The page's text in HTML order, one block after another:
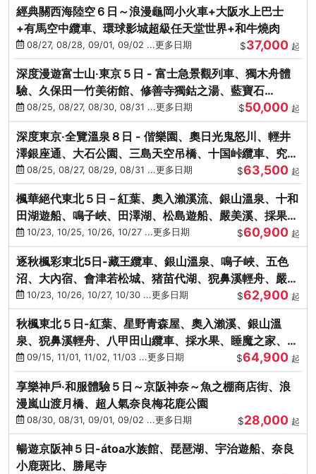
經典關西海陸空６日～浪漫龜岡小火車+大阪水上巴士
+有馬空中纜車、環球影城超級任天堂世界+和牛燒肉
08/27, 08/28, 09/01, 09/02 ...更多日期 $37,000 起
深度漫遊富士山‧東京５日 - 富士急景觀列車、獨木舟體
驗、久保田一竹美術館、修善寺獨鈷之湯、藍寶石
SAPHIR踴子號
08/25, 08/27, 08/30, 08/31 ...更多日期 $50,000 起
深度東京‧全覽溫泉８日 - 偕樂園、奧日光鬼怒川、輕井
澤銀座通、大石公園、三島天空吊橋、十国峠纜車、究極
海鮮食べ放題
08/25, 08/27, 08/29, 08/31 ...更多日期 $63,500 起
楓華絕代東北５日－紅葉、奧入瀨溪流、銀山溫泉、十和
田湖遊船、鳴子峽、田澤湖、松島遊船、嚴美溪、採果烤
牡蠣10/23, 10/25, 10/26, 10/27 ...更多日期 $60,900 起
逐秋楓彩東北5日-藏王纜車、銀山溫泉、鳴子峽、五色
沼、大內宿、會津若松城、猪苗代湖、猊鼻溪輕舟、嚴美
溪、松島海灣遊船
10/23, 10/26, 10/27, 10/30 ...更多日期 $62,900 起
秋楓東北５日-紅葉、星野青森屋、奧入瀨溪、銀山溫
泉、猊鼻溪輕舟、八甲田山纜車、採水果、睡魔之家、法
式料理(不進免稅店)
09/15, 11/01, 11/02, 11/03 ...更多日期 $64,900 起
享樂神戶‧和服體驗５日～京阪神奈～魚之棚商店街、浪
漫嵐山渡月橋、超人氣奈良梅花鹿公園
08/30, 08/31, 09/01, 09/02 ...更多日期 $28,000 起
暢遊京阪神５日-átoa水族館、琵琶湖、宇治遊船、奈良
小鹿斑比、勝尾寺